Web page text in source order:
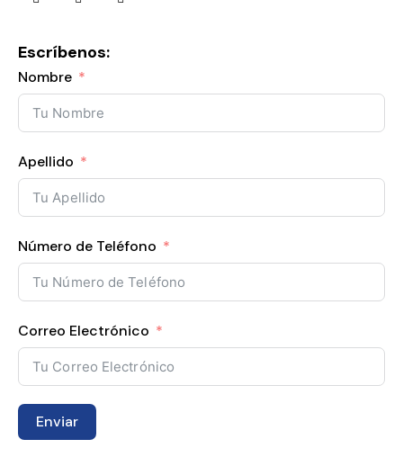
Escríbenos:
Nombre
Apellido
Número de Teléfono
Correo Electrónico
Enviar